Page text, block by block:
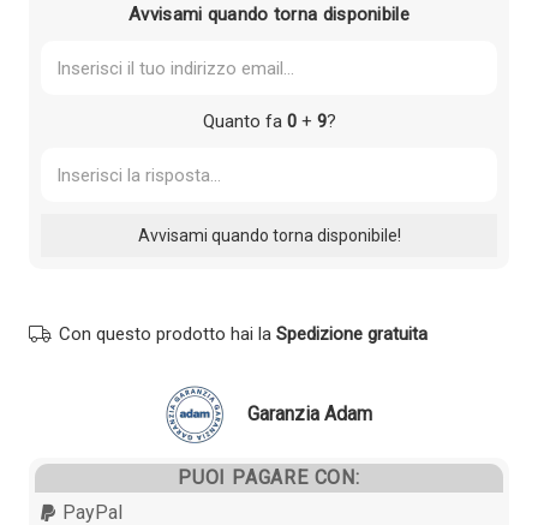
Avvisami quando torna disponibile
Quanto fa 0+ 9?
Con questo prodotto hai la Spedizione gratuita
Garanzia Adam
PUOI PAGARE CON:
PayPal